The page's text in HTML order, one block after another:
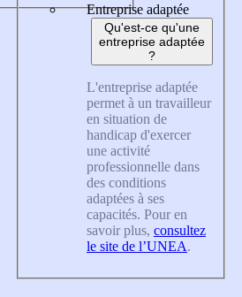
Entreprise adaptée
Qu'est-ce qu'une
entreprise adaptée
?
L'entreprise adaptée
permet à un travailleur
en situation de
handicap d'exercer
une activité
professionnelle dans
des conditions
adaptées à ses
capacités. Pour en
savoir plus, consultez
le site de l’UNEA.